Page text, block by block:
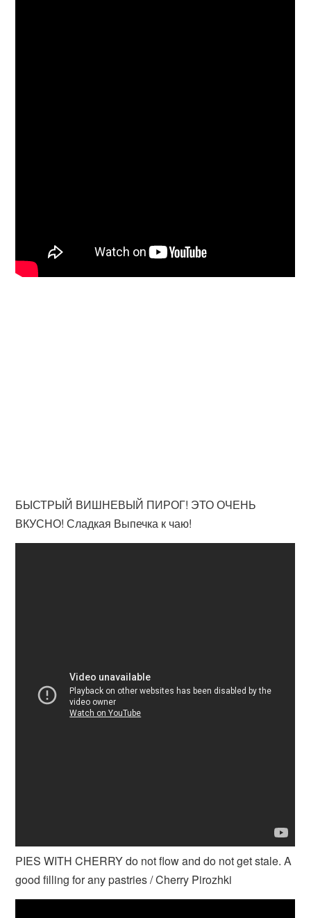
БЫСТРЫЙ ВИШНЕВЫЙ ПИРОГ! ЭТО ОЧЕНЬ
ВКУСНО! Сладкая Выпечка к чаю!
PIES WITH CHERRY do not flow and do not get stale. A
good filling for any pastries / Cherry Pirozhki